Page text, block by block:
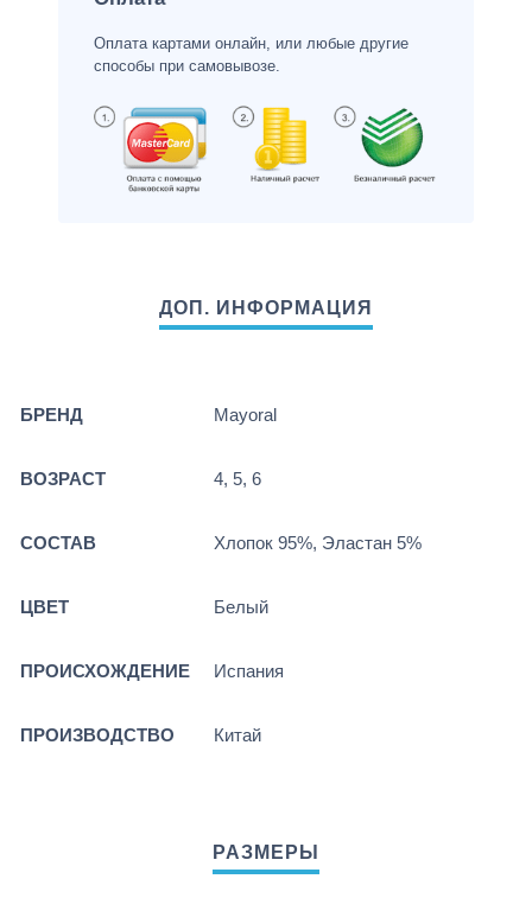
Оплата картами онлайн, или любые другие
способы при самовывозе.
БРЕНД Mayoral
ВОЗРАСТ 4, 5, 6
СОСТАВ Хлопок 95%, Эластан 5%
ЦВЕТ Белый
ПРОИСХОЖДЕНИЕ Испания
ПРОИЗВОДСТВО Китай